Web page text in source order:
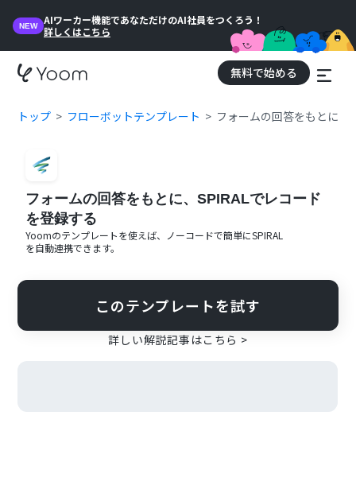
NEW
AIワーカー機能であなただけのAI社員をつくろう！
詳しくはこちら
無料で始める
トップ フローボットテンプレート フォームの回答をもとに、
フォームの回答をもとに、SPIRALでレコード
を登録する
Yoomのテンプレートを使えば、ノーコードで簡単にSPIRAL
を自動連携できます。
このテンプレートを試す
詳しい解説記事はこちら >